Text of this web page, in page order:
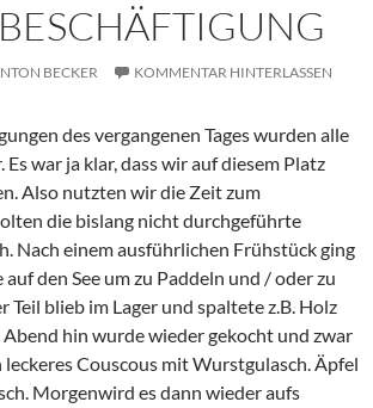
BECKER KOMMENTAR HINTERLASSEN
des vergangenen Tages wurden alle
war ja klar, dass wir auf diesem Platz
Also nutzten wir die Zeit zum
die bislang nicht durchgeführte
Nach einem ausführlichen Frühstück ging
den See um zu Paddeln und / oder zu
Teil blieb im Lager und spaltete z.B. Holz
Abend hin wurde wieder gekocht und zwar
Couscous mit Wurstgulasch. Äpfel
Morgenwird es dann wieder aufs